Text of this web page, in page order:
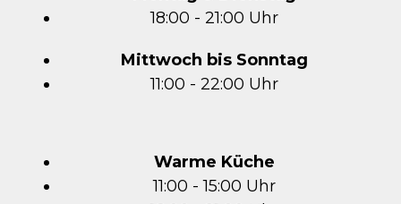
18:00 - 21:00 Uhr
Mittwoch bis Sonntag
11:00 - 22:00 Uhr
Warme Küche
11:00 - 15:00 Uhr